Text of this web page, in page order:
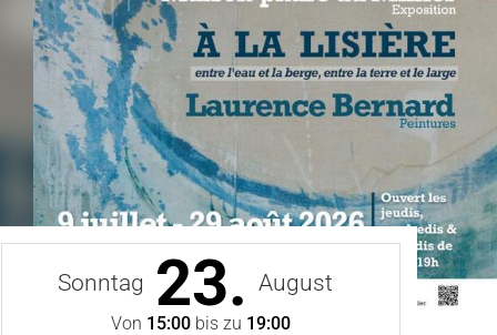
Sonntag 23. August
Von 15:00 bis zu 19:00